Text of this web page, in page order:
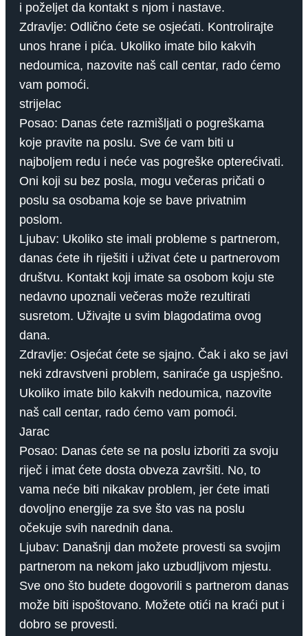
i poželjet da kontakt s njom i nastave.
Zdravlje: Odlično ćete se osjećati. Kontrolirajte
unos hrane i pića. Ukoliko imate bilo kakvih
nedoumica, nazovite naš call centar, rado ćemo
vam pomoći.
strijelac
Posao: Danas ćete razmišljati o pogreškama
koje pravite na poslu. Sve će vam biti u
najboljem redu i neće vas pogreške opterećivati.
Oni koji su bez posla, mogu večeras pričati o
poslu sa osobama koje se bave privatnim
poslom.
Ljubav: Ukoliko ste imali probleme s partnerom,
danas ćete ih riješiti i uživat ćete u partnerovom
društvu. Kontakt koji imate sa osobom koju ste
nedavno upoznali večeras može rezultirati
susretom. Uživajte u svim blagodatima ovog
dana.
Zdravlje: Osjećat ćete se sjajno. Čak i ako se javi
neki zdravstveni problem, saniraće ga uspješno.
Ukoliko imate bilo kakvih nedoumica, nazovite
naš call centar, rado ćemo vam pomoći.
Jarac
Posao: Danas ćete se na poslu izboriti za svoju
riječ i imat ćete dosta obveza završiti. No, to
vama neće biti nikakav problem, jer ćete imati
dovoljno energije za sve što vas na poslu
očekuje svih narednih dana.
Ljubav: Današnji dan možete provesti sa svojim
partnerom na nekom jako uzbudljivom mjestu.
Sve ono što budete dogovorili s partnerom danas
može biti ispoštovano. Možete otići na kraći put i
dobro se provesti.